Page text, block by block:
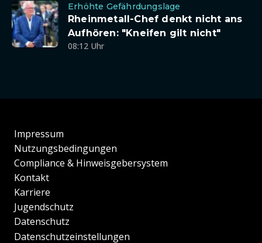
Erhöhte Gefährdungslage
Rheinmetall-Chef denkt nicht ans
Aufhören: "Kneifen gilt nicht"
08:12 Uhr
Impressum
Nutzungsbedingungen
Compliance & Hinweisgebersystem
Kontakt
Karriere
Jugendschutz
Datenschutz
Datenschutzeinstellungen